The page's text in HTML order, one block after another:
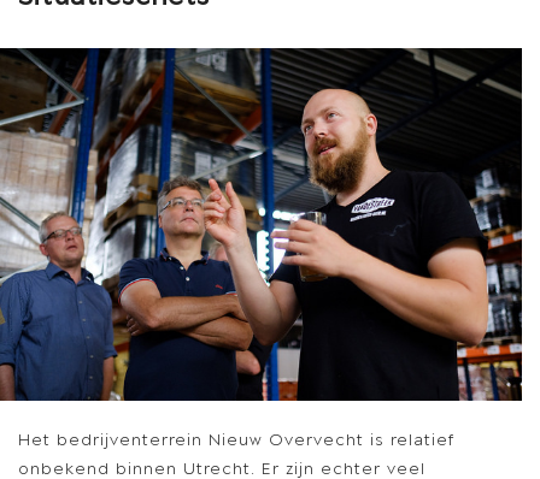
Het bedrijventerrein Nieuw Overvecht is relatief
onbekend binnen Utrecht. Er zijn echter veel